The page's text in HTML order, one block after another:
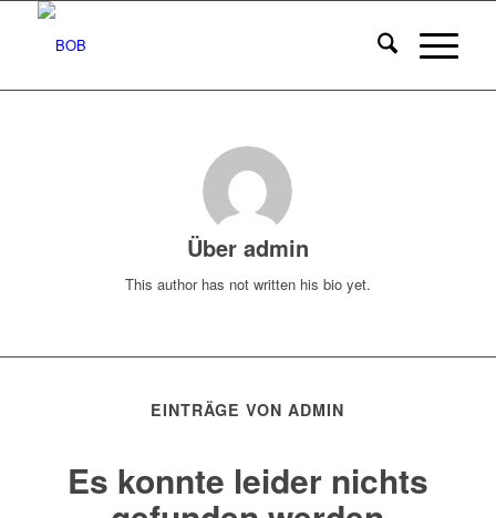
Über admin
This author has not written his bio yet.
EINTRÄGE VON ADMIN
Es konnte leider nichts